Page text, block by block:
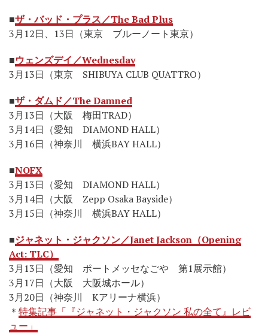
■ザ・バッド・プラス／The Bad Plus
3月12日、13日（東京 ブルーノート東京）
■ウェンズデイ／Wednesday
3月13日（東京 SHIBUYA CLUB QUATTRO）
■ザ・ダムド／The Damned
3月13日（大阪 梅田TRAD）
3月14日（愛知 DIAMOND HALL）
3月16日（神奈川 横浜BAY HALL）
■NOFX
3月13日（愛知 DIAMOND HALL）
3月14日（大阪 Zepp Osaka Bayside）
3月15日（神奈川 横浜BAY HALL）
■ジャネット・ジャクソン／Janet Jackson（Opening
Act: TLC）
3月13日（愛知 ポートメッセなごや 第1展示館）
3月17日（大阪 大阪城ホール）
3月20日（神奈川 Kアリーナ横浜）
＊ 特集記事「『ジャネット・ジャクソン 私の全て』レビ
ュー」